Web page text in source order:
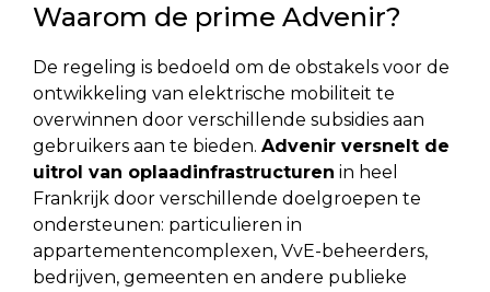
Waarom de prime Advenir?
De regeling is bedoeld om de obstakels voor de
ontwikkeling van elektrische mobiliteit te
overwinnen door verschillende subsidies aan
gebruikers aan te bieden. Advenir versnelt de
uitrol van oplaadinfrastructuren in heel
Frankrijk door verschillende doelgroepen te
ondersteunen: particulieren in
appartementencomplexen, VvE-beheerders,
bedrijven, gemeenten en andere publieke